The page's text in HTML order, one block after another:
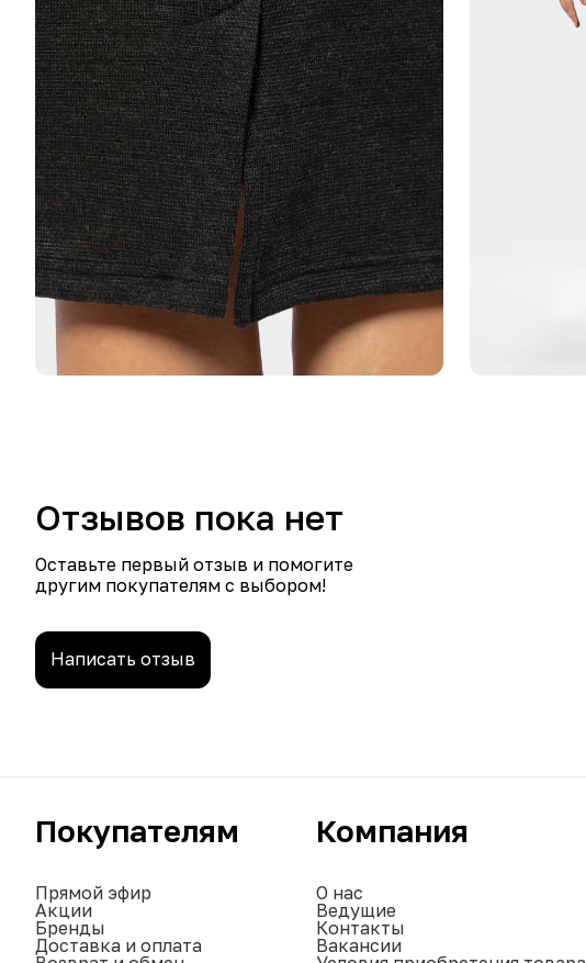
Отзывов пока нет
Оставьте первый отзыв и помогите
другим покупателям с выбором!
Написать отзыв
Покупателям
Прямой эфир
Акции
Бренды
Доставка и оплата
Компания
О нас
Ведущие
Контакты
Вакансии